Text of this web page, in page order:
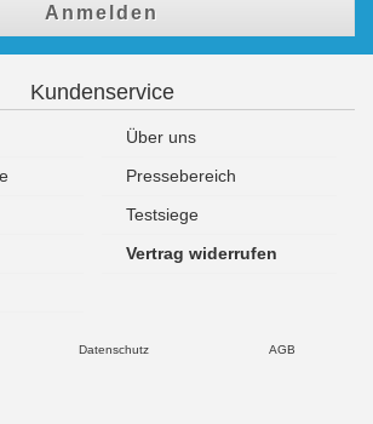
Anmelden
Kundenservice
Über uns
Pressebereich
Testsiege
Vertrag widerrufen
Datenschutz AGB